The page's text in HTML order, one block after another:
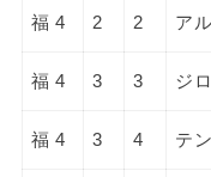
福 4 2 2 ア
福 4 3 3 ジ
福 4 3 4 テ